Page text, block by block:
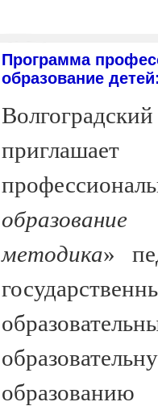
Программа
образование
методика»